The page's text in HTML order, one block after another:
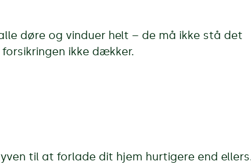
døre og vinduer helt – de må ikke stå det
ikke dækker.
til at forlade dit hjem hurtigere end